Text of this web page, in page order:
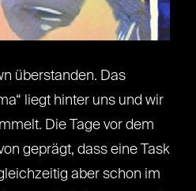
überstanden. Das
liegt hinter uns und wir
Die Tage vor dem
geprägt, dass eine Task
aber schon im